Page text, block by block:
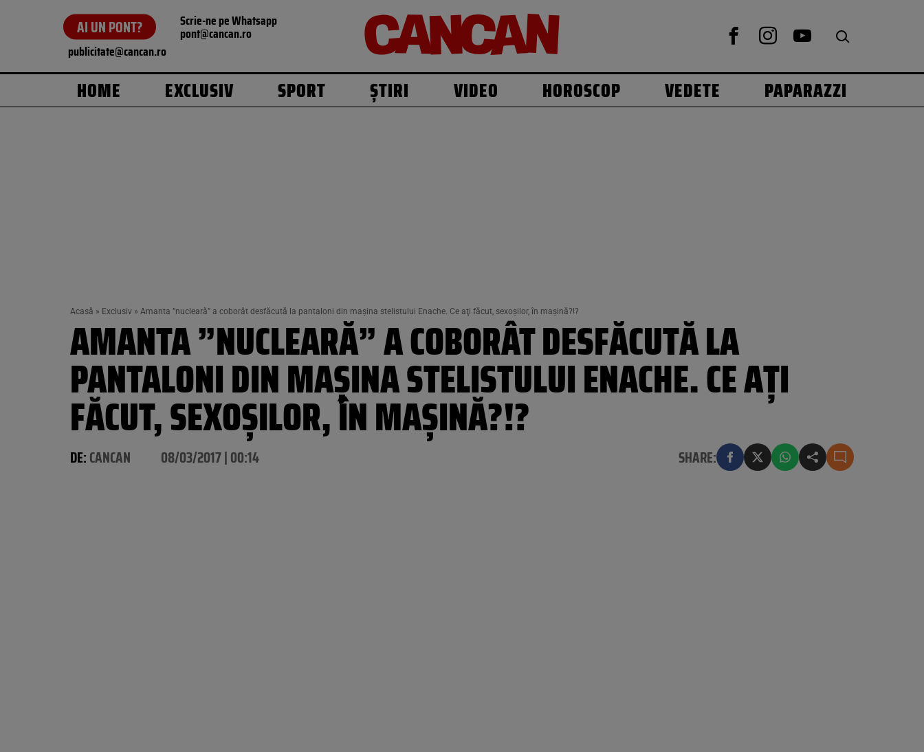
AI UN PONT? Scrie-ne pe Whatsapp
pont@cancan.ro
publicitate@cancan.ro
HOME EXCLUSIV SPORT ȘTIRI VIDEO HOROSCOP VEDETE PAPARAZZI
Acasă » Exclusiv » Amanta ”nucleară” a coborât desfăcută la pantaloni din maşina stelistului Enache. Ce aţi făcut, sexoşilor, în maşină?!?
AMANTA ”NUCLEARĂ” A COBORÂT DESFĂCUTĂ LA
PANTALONI DIN MAŞINA STELISTULUI ENACHE. CE AŢI
FĂCUT, SEXOŞILOR, ÎN MAŞINĂ?!?
DE:CANCAN 08/03/2017 | 00:14 SHARE: